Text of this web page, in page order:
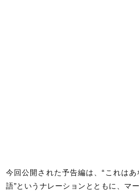
今回公開された予告編は、“これは
語”というナレーションとともに、マ